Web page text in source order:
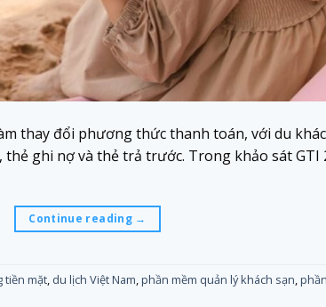
thay đổi phương thức thanh toán, với du
ghi nợ và thẻ trả trước. Trong khảo sát GTI
Continue reading →
tiền mặt, du lịch Việt Nam,phần mềm quản lý khách sạn,